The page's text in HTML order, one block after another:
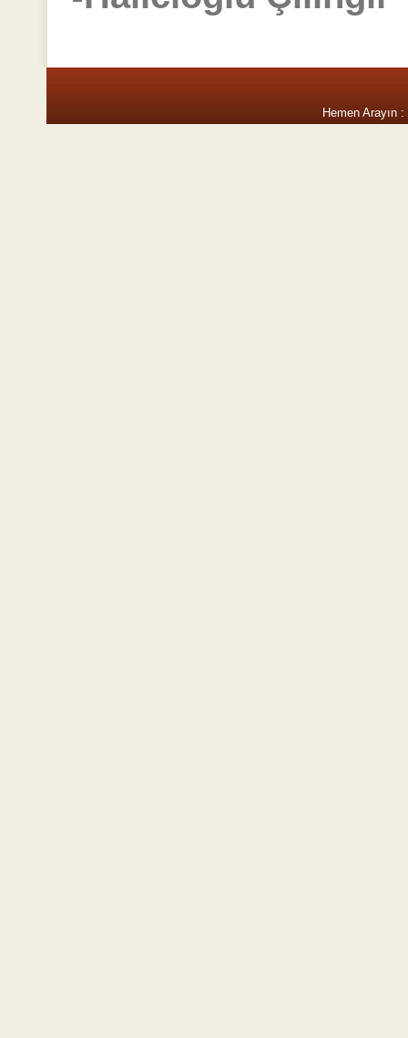
Hemen Arayın :